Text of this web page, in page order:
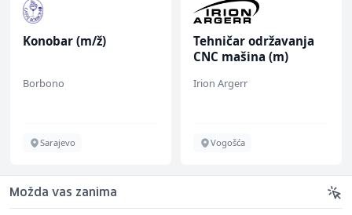
Konobar (m/ž)
Borbono
Sarajevo
Tehničar održavanja
CNC mašina (m)
Irion Argerr
Vogošća
Možda vas zanima